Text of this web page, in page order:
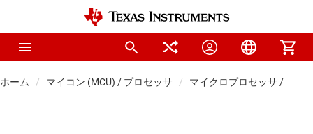
ホーム マイコン (MCU) / プロセッサ マイクロプロセッサ / DSP